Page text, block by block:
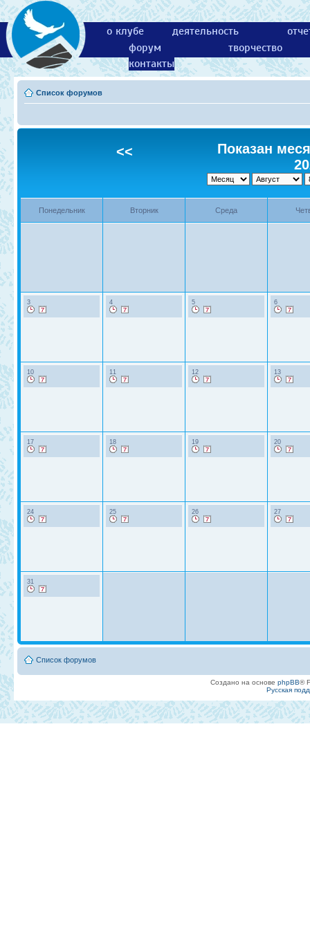
о клубе деятельность
форум
творчество
контакты
Список форумов
<<
Показан
Понедельник Вторник Среда
3 4 5 6
10 11 12 13
17 18 19 20
24 25 26 27
31
Список форумов
Создано на основе phpBB®
Русская